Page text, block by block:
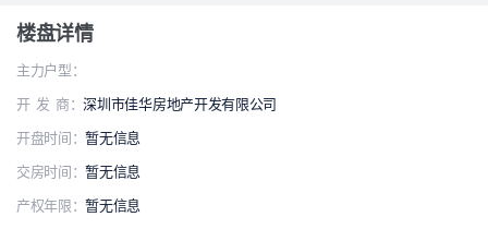
楼盘详情
主力户型：
开 发 商：深圳市佳华房地产开发有限公司
开盘时间：暂无信息
交房时间：暂无信息
产权年限：暂无信息